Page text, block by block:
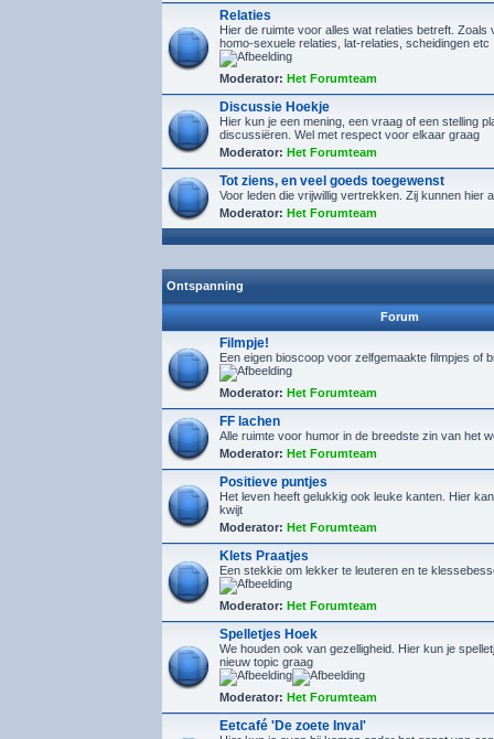
Relaties
Hier de ruimte voor alles wat relaties betreft. Zoals
homo-sexuele relaties, lat-relaties, scheidingen etc
Moderator: Het Forumteam
Discussie Hoekje
Hier kun je een mening, een vraag of een stelling
discussiëren. Wel met respect voor elkaar graag
Moderator: Het Forumteam
Tot ziens, en veel goeds toegewenst
Voor leden die vrijwillig vertrekken. Zij kunnen hier
Moderator: Het Forumteam
Ontspanning
Forum
Filmpje!
Een eigen bioscoop voor zelfgemaakte filmpjes of
Moderator: Het Forumteam
FF lachen
Alle ruimte voor humor in de breedste zin van het
Moderator: Het Forumteam
Positieve puntjes
Het leven heeft gelukkig ook leuke kanten. Hier
kwijt
Moderator: Het Forumteam
Klets Praatjes
Een stekkie om lekker te leuteren en te
Moderator: Het Forumteam
Spelletjes Hoek
We houden ook van gezelligheid. Hier kun je
nieuw topic graag
Moderator: Het Forumteam
Eetcafé 'De zoete Inval'